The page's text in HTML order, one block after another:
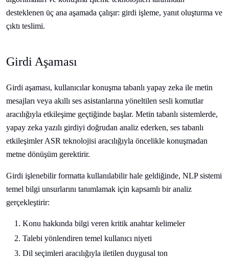
desteklenen üç ana aşamada çalışır: girdi işleme, yanıt oluşturma ve
çıktı teslimi.
Girdi Aşaması
Girdi aşaması, kullanıcılar konuşma tabanlı yapay zeka ile metin
mesajları veya akıllı ses asistanlarına yöneltilen sesli komutlar
aracılığıyla etkileşime geçtiğinde başlar. Metin tabanlı sistemlerde,
yapay zeka yazılı girdiyi doğrudan analiz ederken, ses tabanlı
etkileşimler ASR teknolojisi aracılığıyla öncelikle konuşmadan
metne dönüşüm gerektirir.
Girdi işlenebilir formatta kullanılabilir hale geldiğinde, NLP sistemi
temel bilgi unsurlarını tanımlamak için kapsamlı bir analiz
gerçekleştirir:
Konu hakkında bilgi veren kritik anahtar kelimeler
Talebi yönlendiren temel kullanıcı niyeti
Dil seçimleri aracılığıyla iletilen duygusal ton